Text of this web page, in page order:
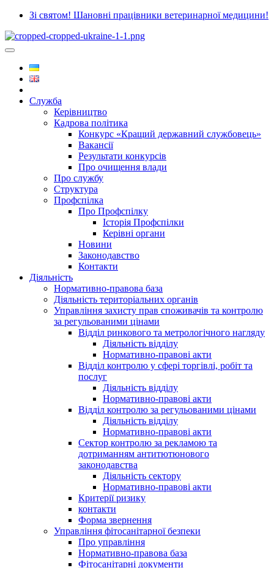
Зі святом! Шановні працівники ветеринарної медицини!
Служба
Керівництво
Кадрова політика
Конкурс «Кращий державний службовець»
Вакансії
Результати конкурсів
Про очищення влади
Про службу
Структура
Профспілка
Про Профспілку
Історія Профспілки
Керівні органи
Новини
Законодавство
Контакти
Діяльність
Нормативно-правова база
Діяльність територіальних органів
Управління захисту прав споживачів та контролю
за регульованими цінами
Відділ ринкового та метрологічного нагляду
Діяльність відділу
Нормативно-правові акти
Відділ контролю у сфері торгівлі, робіт та
послуг
Діяльність відділу
Нормативно-правові акти
Відділ контролю за регульованими цінами
Діяльність відділу
Нормативно-правові акти
Сектор контролю за рекламою та
дотриманням антитютюнового
законодавства
Діяльність сектору
Нормативно-правові акти
Критерії ризику
контакти
Форма звернення
Управління фітосанітарної безпеки
Про управління
Нормативно-правова база
Фітосанітарні документи